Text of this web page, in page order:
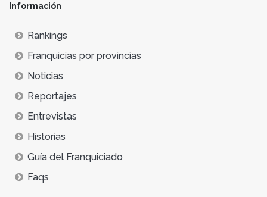
Información
Rankings
Franquicias por provincias
Noticias
Reportajes
Entrevistas
Historias
Guía del Franquiciado
Faqs